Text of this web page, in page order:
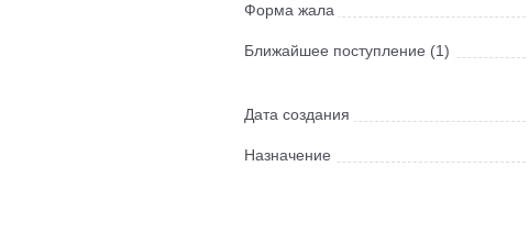
Форма жала
Ближайшее поступление (1)
Дата создания
Назначение